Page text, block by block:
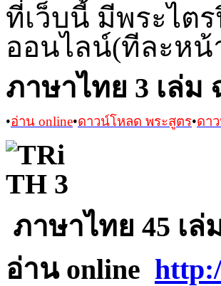
ที่เว็บนี้ มีพระไต
ออนไลน์(ทีละหน้
ภาษาไทย 3 เล่
•อ่าน online•ดาวน์โหลด พระสูตร•ดา
ภาษาไทย 45 เล่
อ่าน online